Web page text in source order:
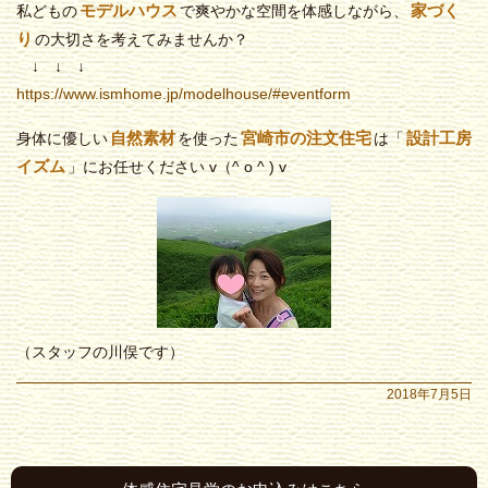
私どものモデルハウスで爽やかな空間を体感しながら、家づく
りの大切さを考えてみませんか？
↓ ↓ ↓
https://www.ismhome.jp/modelhouse/#eventform
身体に優しい自然素材を使った宮崎市の注文住宅は「設計工房
イズム」にお任せください v（^ o ^ ) v
（スタッフの川俣です）
2018年7月5日